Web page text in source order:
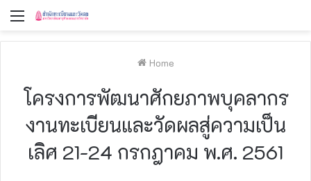
Menu
Home
โครงการพัฒนาศักยภาพบุคลากร
งานทะเบียนและวัดผลสู่ความเป็น
เลิศ 21-24 กรกฎาคม พ.ศ. 2561